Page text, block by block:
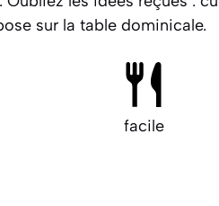
sur la table dominicale.
facile